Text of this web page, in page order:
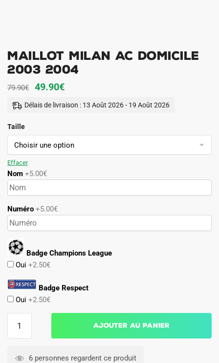
Maillot Milan AC Domicile
2003 2004
79.90€
Le
prix
79.90€.
49.90€Le
prix
49.90€.
Délais de livraison : 13 Août 2026 - 19 Août 2026
Taille
Effacer
Nom +5.00€
Numéro +5.00€
Badge Champions League
Oui +2.50€
Badge Respect
Oui +2.50€
Ajouter au panier
6 personnes regardent ce produit